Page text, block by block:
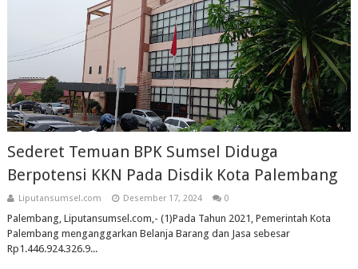
Sederet Temuan BPK Sumsel Diduga
Berpotensi KKN Pada Disdik Kota Palembang
Liputansumsel.com Desember 17, 2024 0
Palembang, Liputansumsel.com,- (1)Pada Tahun 2021, Pemerintah Kota
Palembang menganggarkan Belanja Barang dan Jasa sebesar
Rp1.446.924.326.9...